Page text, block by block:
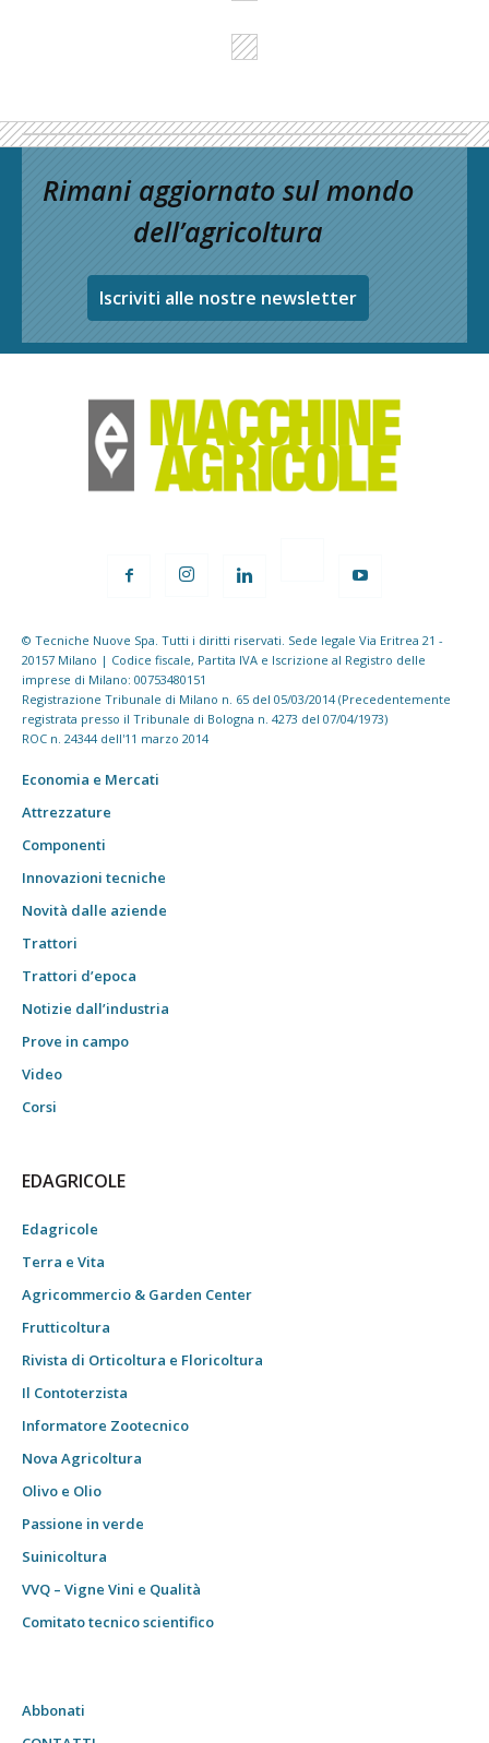
Rimani aggiornato sul mondo
dell’agricoltura
Iscriviti alle nostre newsletter
© Tecniche Nuove Spa. Tutti i diritti riservati. Sede legale Via Eritrea 21 -
20157 Milano | Codice fiscale, Partita IVA e Iscrizione al Registro delle
imprese di Milano: 00753480151
Registrazione Tribunale di Milano n. 65 del 05/03/2014 (Precedentemente
registrata presso il Tribunale di Bologna n. 4273 del 07/04/1973)
ROC n. 24344 dell'11 marzo 2014
Economia e Mercati
Attrezzature
Componenti
Innovazioni tecniche
Novità dalle aziende
Trattori
Trattori d’epoca
Notizie dall’industria
Prove in campo
Video
Corsi
EDAGRICOLE
Edagricole
Terra e Vita
Agricommercio & Garden Center
Frutticoltura
Rivista di Orticoltura e Floricoltura
Il Contoterzista
Informatore Zootecnico
Nova Agricoltura
Olivo e Olio
Passione in verde
Suinicoltura
VVQ – Vigne Vini e Qualità
Comitato tecnico scientifico
Abbonati